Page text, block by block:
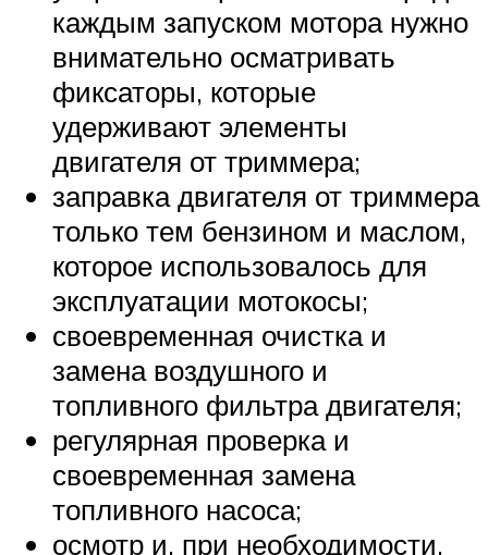
каждым запуском мотора нужно
внимательно осматривать
фиксаторы, которые
удерживают элементы
двигателя от триммера;
заправка двигателя от триммера
только тем бензином и маслом,
которое использовалось для
эксплуатации мотокосы;
своевременная очистка и
замена воздушного и
топливного фильтра двигателя;
регулярная проверка и
своевременная замена
топливного насоса;
осмотр и, при необходимости,